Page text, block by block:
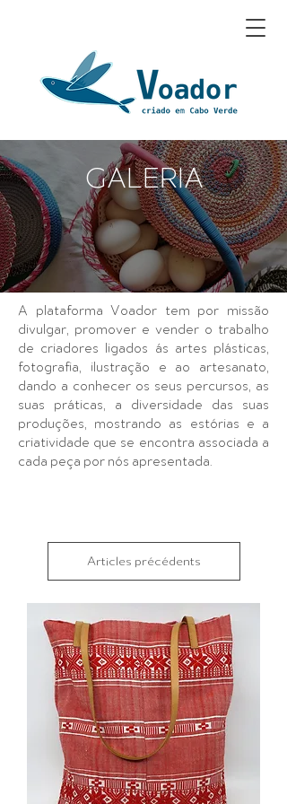
GALERIA
A plataforma Voador tem por missão
divulgar, promover e vender o trabalho
de criadores ligados ás artes plásticas,
fotografia, ilustração e ao artesanato,
dando a conhecer os seus percursos, as
suas práticas, a diversidade das suas
produções, mostrando as estórias e a
criatividade que se encontra associada a
cada peça por nós apresentada.
Articles précédents